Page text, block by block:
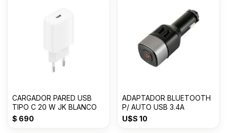
CARGADOR PARED USB
TIPO C 20 W JK BLANCO
$ 690
ADAPTADOR BLUETOOTH
P/ AUTO USB 3.4A
U$S 10